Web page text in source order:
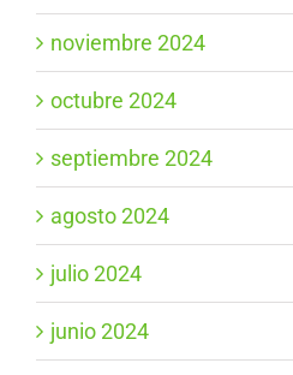
noviembre 2024
octubre 2024
septiembre 2024
agosto 2024
julio 2024
junio 2024